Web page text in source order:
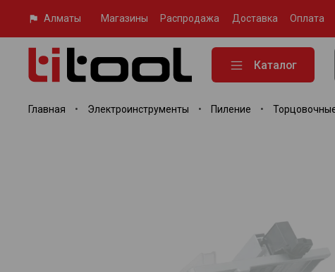
Алматы Магазины Распродажа Доставка Оплата
Каталог
Главная Электроинструменты Пиление